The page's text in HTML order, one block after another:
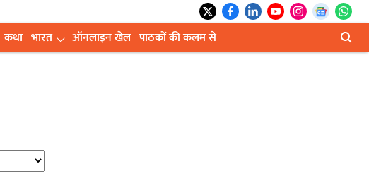
कथा भारत ऑनलाइन खेल पाठकों की कलम से